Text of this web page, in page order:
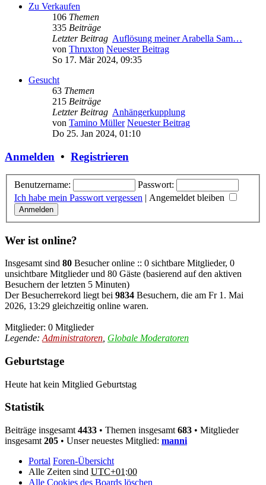
Zu Verkaufen
106 Themen
335 Beiträge
Letzter Beitrag Auflösung meiner Arabella Sam…
von Thruxton Neuester Beitrag
So 17. Mär 2024, 09:35
Gesucht
63 Themen
215 Beiträge
Letzter Beitrag Anhängerkupplung
von Tamino Müller Neuester Beitrag
Do 25. Jan 2024, 01:10
Anmelden • Registrieren
Benutzername:
Passwort:
Ich habe mein Passwort vergessen | Angemeldet bleiben
Wer ist online?
Insgesamt sind 80 Besucher online :: 0 sichtbare Mitglieder, 0
unsichtbare Mitglieder und 80 Gäste (basierend auf den aktiven
Besuchern der letzten 5 Minuten)
Der Besucherrekord liegt bei 9834 Besuchern, die am Fr 1. Mai
2026, 13:29 gleichzeitig online waren.
Mitglieder: 0 Mitglieder
Legende: Administratoren Globale Moderatoren
Geburtstage
Heute hat kein Mitglied Geburtstag
Statistik
Beiträge insgesamt 4433 • Themen insgesamt 683 • Mitglieder
insgesamt 205 • Unser neuestes Mitglied: manni
Portal Foren-Übersicht
Alle Zeiten sind UTC+01:00
Alle Cookies des Boards löschen